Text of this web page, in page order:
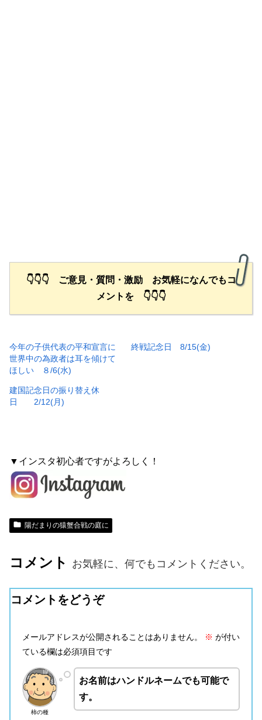
👇👇👇 ご意見・質問・激励 お気軽になんでもコ
メントを 👇👇👇
今年の子供代表の平和宣言に
世界中の為政者は耳を傾けて
ほしい ８/6(水)
終戦記念日 8/15(金)
建国記念日の振り替え休
日 2/12(月)
▼インスタ初心者ですがよろしく！
陽だまりの猿蟹合戦の庭に
コメント お気軽に、何でもコメントください。
コメントをどうぞ
メールアドレスが公開されることはありません。 ※ が付い
ている欄は必須項目です
柿の種
お名前はハンドルネームでも可能で
す。